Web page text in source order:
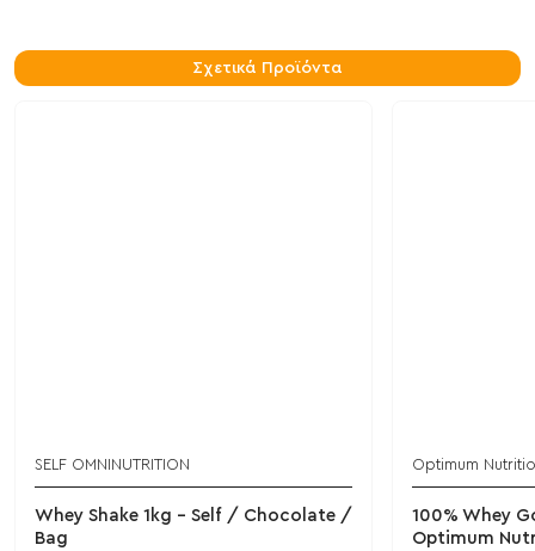
Σχετικά Προϊόντα
SELF OMNINUTRITION
Whey Shake 1kg - Self / Chocolate /
Bag
Optimum
100% Whey
Optimum